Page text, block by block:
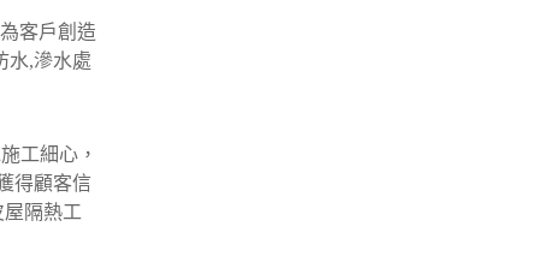
客戶創造
水,滲水處
工細心，
得顧客信
隔熱工